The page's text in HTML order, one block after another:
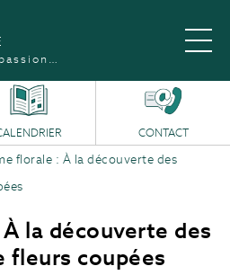
CONTACT
florale : À la découverte des
la découverte des
fleurs coupées